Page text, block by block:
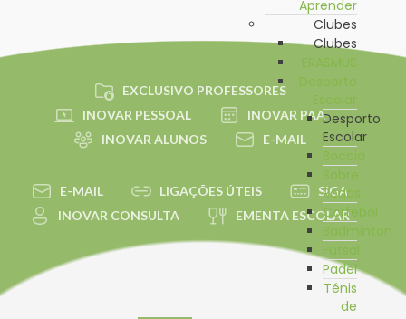
Aprender
Clubes
Clubes
ERASMUS
Desporto
Escolar
Desporto
Escolar
Boccia
Sobre
Rodas
Corfebol
Badminton
Futsal
Padel
Ténis
de
EXCLUSIVO PROFESSORES
INOVAR PESSOAL
INOVAR PAA
INOVAR ALUNOS
E-MAIL
E-MAIL LIGAÇÕES ÚTEIS
SIGA
INOVAR CONSULTA
EMENTA ESCOLAR